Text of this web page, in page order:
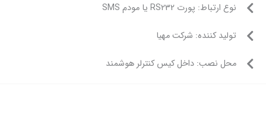
مهیا
کیس کنترلر هوشمند